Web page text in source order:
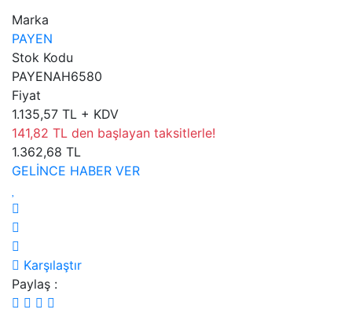
Marka
PAYEN
Stok Kodu
PAYENAH6580
Fiyat
1.135,57 TL + KDV
141,82 TL den başlayan taksitlerle!
1.362,68 TL
GELİNCE HABER VER
Karşılaştır
Paylaş :